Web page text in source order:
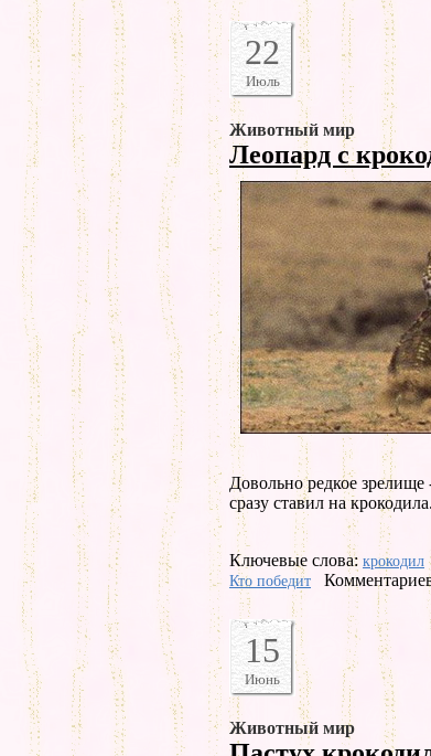
22
Июль
Животный мир
Леопард с
Довольно редкое
сразу ставил на
Ключевые слова: крокодил
Кто победит
15
Июнь
Животный мир